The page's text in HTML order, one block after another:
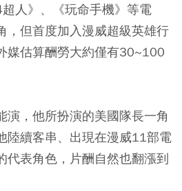
人》、《玩命手機》等電
，但首度加入漫威超級英雄行
媒估算酬勞大約僅有30~100
演，他所扮演的美國隊長一角
陸續客串、出現在漫威11部電
代表角色，片酬自然也翻漲到